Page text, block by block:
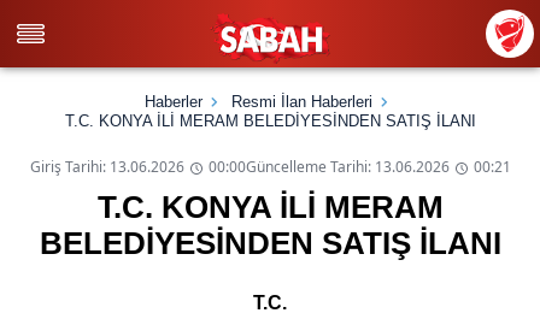
Haberler
Resmi İlan Haberleri
T.C. KONYA İLİ MERAM BELEDİYESİNDEN SATIŞ İLANI
Giriş Tarihi: 13.06.2026 00:00Güncelleme Tarihi: 13.06.2026 00:21
T.C. KONYA İLİ MERAM
BELEDİYESİNDEN SATIŞ İLANI
T.C.